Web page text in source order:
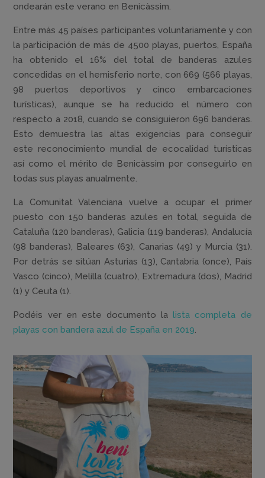
ondearán este verano en Benicàssim.
Entre más 45 países participantes voluntariamente y con
la participación de más de 4500 playas, puertos, España
ha obtenido el 16% del total de banderas azules
concedidas en el hemisferio norte, con 669 (566 playas,
98 puertos deportivos y cinco embarcaciones
turísticas), aunque se ha reducido el número con
respecto a 2018, cuando se consiguieron 696 banderas.
Esto demuestra las altas exigencias para conseguir
este reconocimiento mundial de ecocalidad turísticas
así como el mérito de Benicàssim por conseguirlo en
todas sus playas anualmente.
La Comunitat Valenciana vuelve a ocupar el primer
puesto con 150 banderas azules en total, seguida de
Cataluña (120 banderas), Galicia (119 banderas), Andalucía
(98 banderas), Baleares (63), Canarias (49) y Murcia (31).
Por detrás se sitúan Asturias (13), Cantabria (once), País
Vasco (cinco), Melilla (cuatro), Extremadura (dos), Madrid
(1) y Ceuta (1).
Podéis ver en este documento lalista completa de
playas con bandera azul de España en 2019.